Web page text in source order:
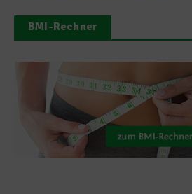
BMI-Rechner